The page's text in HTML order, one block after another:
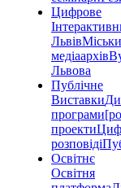
Цифрове
Львів
медіаархів
Львова
Публічне
Виставки
програми
проекти
розповіді
Освітнє
Освітня